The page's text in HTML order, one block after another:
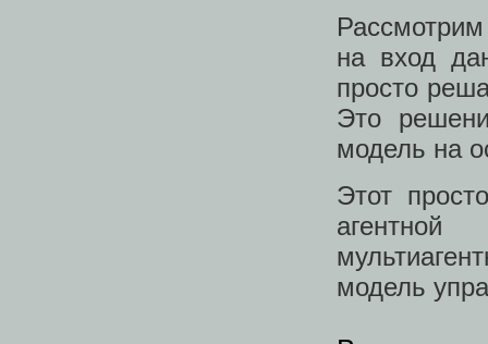
на вход
просто
Это
модель на
Этот
модель